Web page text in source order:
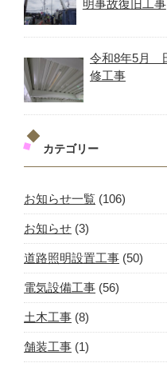
明事故復旧工事
令和8年5月
修工事
カテゴリー
お知らせ一覧 (106)
お知らせ (3)
道路照明設置工事 (50)
電気設備工事 (56)
土木工事 (8)
舗装工事 (1)